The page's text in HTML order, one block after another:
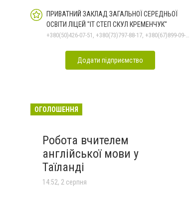
ПРИВАТНИЙ ЗАКЛАД ЗАГАЛЬНОЇ СЕРЕДНЬОЇ
ОСВІТИ ЛІЦЕЙ "ІТ СТЕП СКУЛ КРЕМЕНЧУК"
+380(50)426-07-51, +380(73)797-88-17, +380(67)899-09-16
Додати підприємство
ОГОЛОШЕННЯ
Робота вчителем
англійської мови у
Таїланді
14:52, 2 серпня